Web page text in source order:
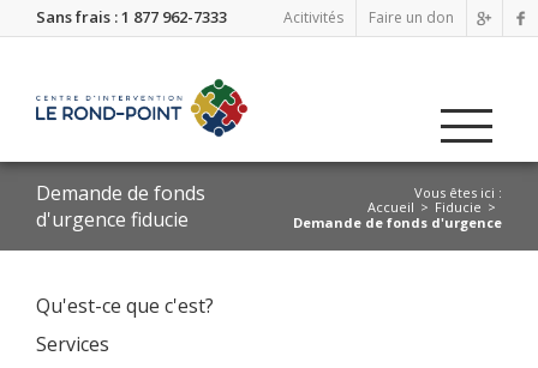
Sans frais : 1 877 962-7333 Acitivités Faire un don
Demande de fonds
d'urgence fiducie
Vous êtes ici :
Accueil
Fiducie
Demande de fonds d'urgence
Qu'est-ce que c'est?
Services